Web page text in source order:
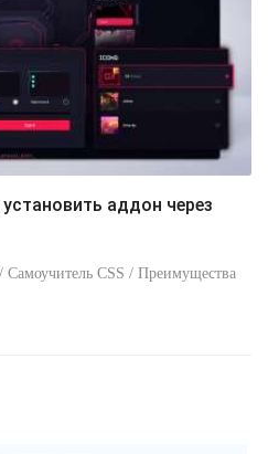
аддон через
CSS / Преимущества